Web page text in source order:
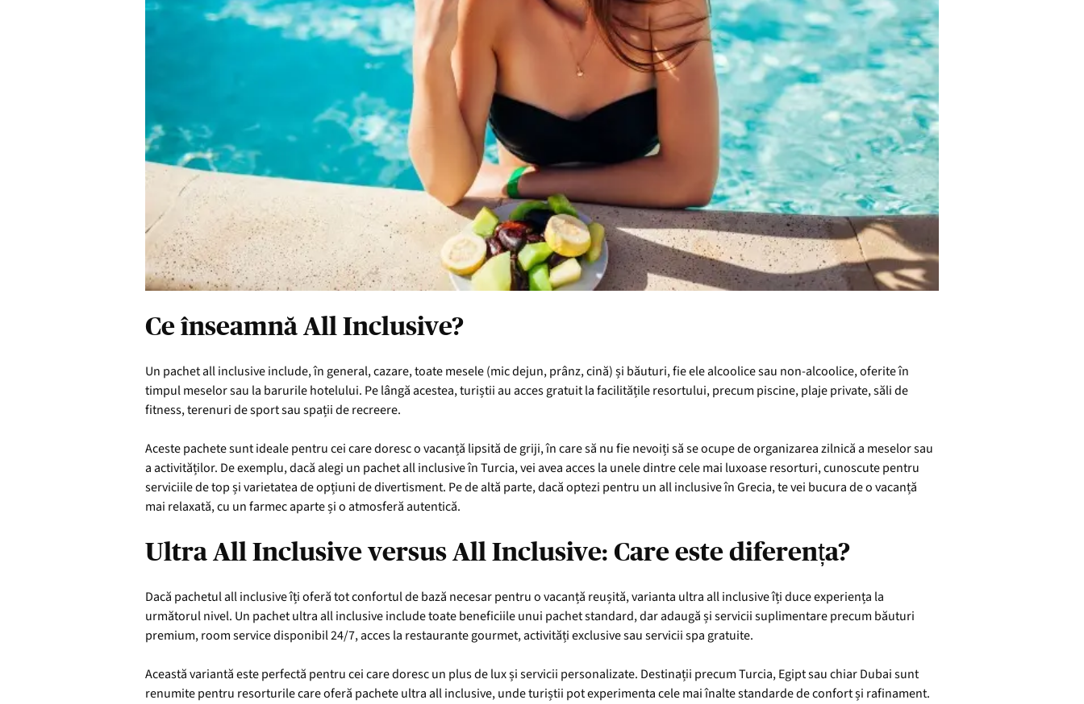
Ce înseamnă All Inclusive?
Un pachet all inclusive include, în general, cazare, toate mesele (mic dejun, prânz, cină) și băuturi, fie ele alcoolice sau non-alcoolice, oferite în
timpul meselor sau la barurile hotelului. Pe lângă acestea, turiștii au acces gratuit la facilitățile resortului, precum piscine, plaje private, săli de
fitness, terenuri de sport sau spații de recreere.
Aceste pachete sunt ideale pentru cei care doresc o vacanță lipsită de griji, în care să nu fie nevoiți să se ocupe de organizarea zilnică a meselor sau
a activităților. De exemplu, dacă alegi un pachet all inclusive în Turcia, vei avea acces la unele dintre cele mai luxoase resorturi, cunoscute pentru
serviciile de top și varietatea de opțiuni de divertisment. Pe de altă parte, dacă optezi pentru un all inclusive în Grecia, te vei bucura de o vacanță
mai relaxată, cu un farmec aparte și o atmosferă autentică.
Ultra All Inclusive versus All Inclusive: Care este diferența?
Dacă pachetul all inclusive îți oferă tot confortul de bază necesar pentru o vacanță reușită, varianta ultra all inclusive îți duce experiența la
următorul nivel. Un pachet ultra all inclusive include toate beneficiile unui pachet standard, dar adaugă și servicii suplimentare precum băuturi
premium, room service disponibil 24/7, acces la restaurante gourmet, activități exclusive sau servicii spa gratuite.
Această variantă este perfectă pentru cei care doresc un plus de lux și servicii personalizate. Destinații precum Turcia, Egipt sau chiar Dubai sunt
renumite pentru resorturile care oferă pachete ultra all inclusive, unde turiștii pot experimenta cele mai înalte standarde de confort și rafinament.